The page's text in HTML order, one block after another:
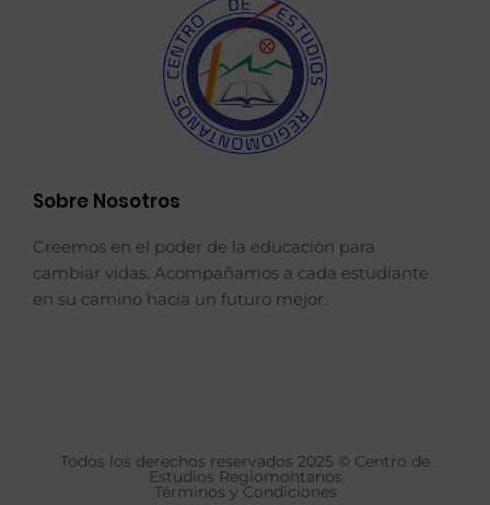
Sobre Nosotros
Creemos en el poder de la educación para
cambiar vidas. Acompañamos a cada estudiante
en su camino hacia un futuro mejor.
Todos los derechos reservados 2025 © Centro de
Estudios Regiomontanos
Términos y Condiciones